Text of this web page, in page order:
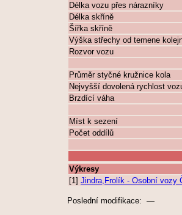
Délka vozu přes nárazníky
Délka skříně
Šířka skříně
Výška střechy od temene
Rozvor vozu
Průměr styčné kružnice kola
Nejvyšší dovolená rychlost
Brzdící váha
Míst k sezení
Počet oddílů
Výkresy
[1] Jindra,Frolík - Osobní vozy
Poslední modifikace: —